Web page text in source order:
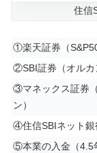
住信
①楽天証券（
②SBI証券（オルカ
③マネックス証券
ン）
④住信SBIネット銀
⑤本業の入金（4.5